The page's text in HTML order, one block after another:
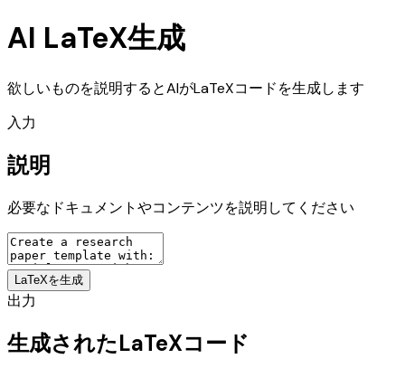
AI LaTeX生成
欲しいものを説明するとAIがLaTeXコードを生成します
入力
説明
必要なドキュメントやコンテンツを説明してください
LaTeXを生成
出力
生成されたLaTeXコード